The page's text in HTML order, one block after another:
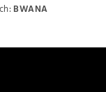
BWANA